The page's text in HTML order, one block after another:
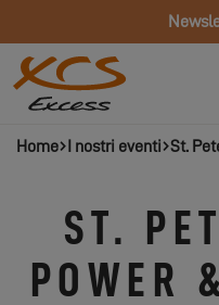
Home I nostri eventi St.
ST.
POWER